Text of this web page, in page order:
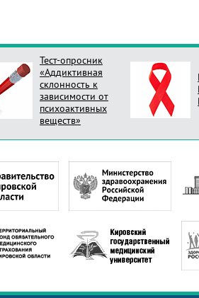
Тест-опросник
«Аддиктивная
склонность к
зависимости от
психоактивных
веществ»